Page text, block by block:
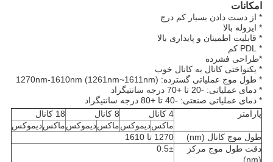
امکانات
* از دست دادن بسیار کم درج
* ایزوله بالا
* قابلیت اطمینان و پایداری بالا
* PDL کم
*طراحی فشرده
* یکنواختی کانال به کانال خوب
* طول موج عملیاتی گسترده: 1270nm-1610nm (1261nm~1611nm)
* دمای عملیاتی: -20 تا +70 درجه سانتیگراد
* دمای عملیاتی صنعتی: -40 تا +80 درجه سانتیگراد
پارامتر
4 کانال 8 کانال
18 کانال
ماکسدیموکسماکسدیموکسماکسدیموکس
طول موج کانال (nm)
1270 تا 1610
دقت طول موج مرکز
(nm)
0.5±